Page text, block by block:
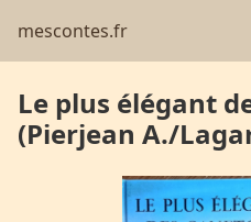
mescontes.fr
Le plus élégant
(Pierjean A./